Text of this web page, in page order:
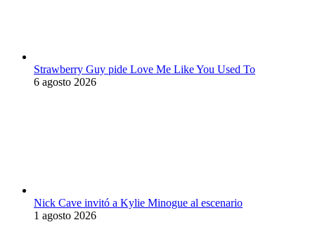
Strawberry Guy pide Love Me Like You Used To
6 agosto 2026
Nick Cave invitó a Kylie Minogue al escenario
1 agosto 2026